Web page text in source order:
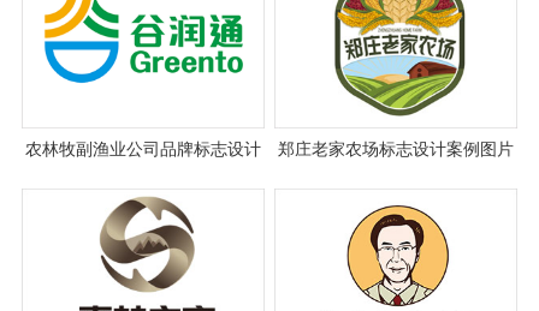
农林牧副渔业公司品牌标志设计
郑庄老家农场标志设计案例图片